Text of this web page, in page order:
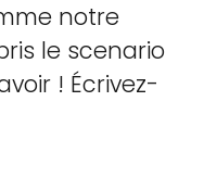
notre
le scenario
! Écrivez-